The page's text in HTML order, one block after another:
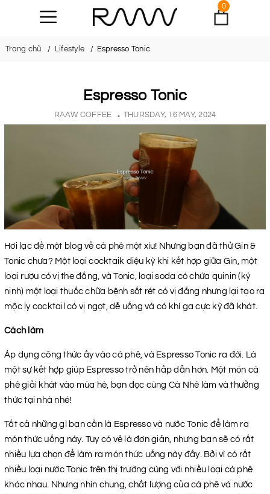
0
Trang chủ Lifestyle Espresso Tonic
Espresso Tonic
RAAW COFFEE THURSDAY, 16 MAY, 2024
Hơi lạc đề một blog về cà phê một xíu! Nhưng bạn đã thử Gin &
Tonic chưa? Một loại cocktaik diệu kỳ khi kết hợp giữa Gin, một
loại rượu có vị the đắng, và Tonic, loại soda có chứa quinin (ký
ninh) một loại thuốc chữa bệnh sốt rét có vị đắng nhưng lại tạo ra
mộc ly cocktail có vị ngọt, dễ uống và có khí ga cực kỳ đã khát.
Cách làm
Áp dụng công thức ấy vào cà phê, và Espresso Tonic ra đời. Là
một sự kết hợp giúp Espresso trở nên hấp dẫn hơn. Một món cà
phê giải khát vào mùa hè, bạn đọc cùng Cà Nhê làm và thưởng
thức tại nhà nhé!
Tất cả những gì bạn cần là Espresso và nước Tonic để làm ra
món thức uống này. Tuy có vẻ là đơn giản, nhưng bạn sẽ có rất
nhiều lựa chọn để làm ra món thức uống này đấy. Bởi vì có rất
nhiều loại nước Tonic trên thị trường cùng với nhiều loại cà phê
khác nhau. Nhưng nhìn chung, chất lượng của cà phê và nước